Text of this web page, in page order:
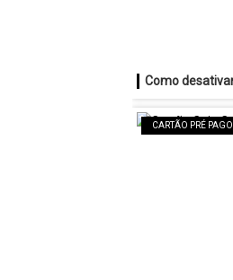
CARTÃO PRÉ PAGO